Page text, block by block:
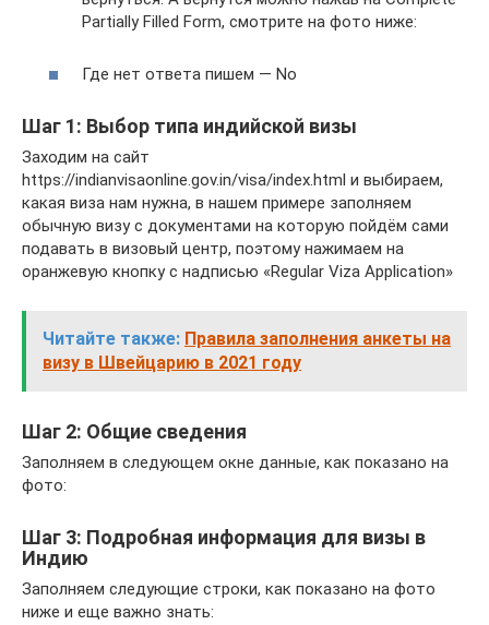
Partially Filled Form, смотрите на фото ниже:
Где нет ответа пишем — Nо
Шаг 1: Выбор типа индийской визы
Заходим на сайт
https://indianvisaonline.gov.in/visa/index.html и выбираем,
какая виза нам нужна, в нашем примере заполняем
обычную визу с документами на которую пойдём сами
подавать в визовый центр, поэтому нажимаем на
оранжевую кнопку с надписью «Regular Viza Application»
Читайте также: Правила заполнения анкеты на
визу в Швейцарию в 2021 году
Шаг 2: Общие сведения
Заполняем в следующем окне данные, как показано на
фото:
Шаг 3: Подробная информация для визы в
Индию
Заполняем следующие строки, как показано на фото
ниже и еще важно знать: